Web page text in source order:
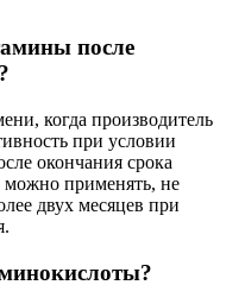
после
когда производитель
при условии
окончания срока
можно применять, не
двух месяцев при